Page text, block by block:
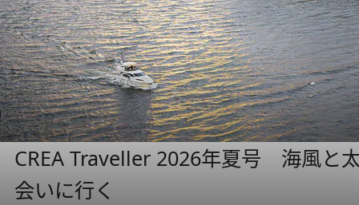
CREA Traveller 2026年夏号 海風と
会いに行く